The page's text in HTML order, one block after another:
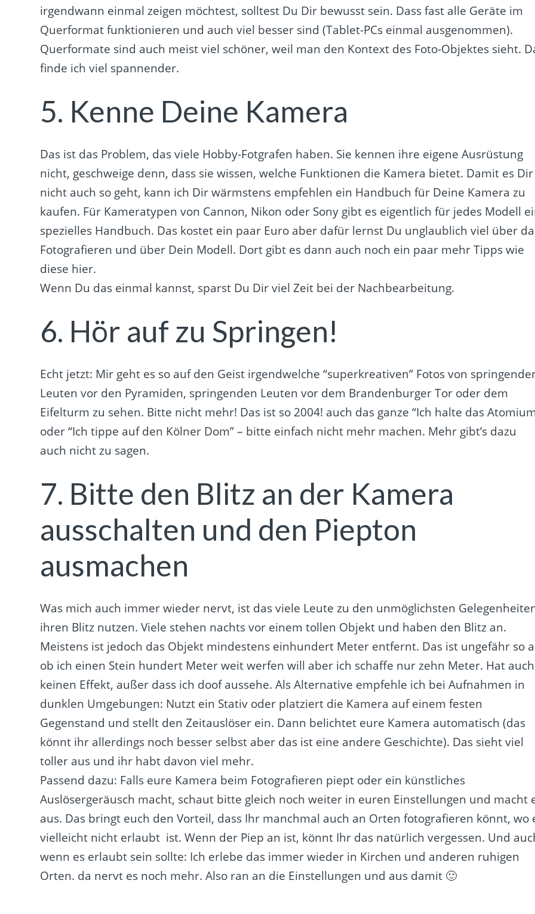
irgendwann einmal zeigen möchtest, solltest Du Dir bewusst sein. Dass fast alle Geräte im
Querformat funktionieren und auch viel besser sind (Tablet-PCs einmal ausgenommen).
Querformate sind auch meist viel schöner, weil man den Kontext des Foto-Objektes sieht.
finde ich viel spannender.
5. Kenne Deine Kamera
Das ist das Problem, das viele Hobby-Fotgrafen haben. Sie kennen ihre eigene Ausrüstung
nicht, geschweige denn, dass sie wissen, welche Funktionen die Kamera bietet. Damit es Dir
nicht auch so geht, kann ich Dir wärmstens empfehlen ein Handbuch für Deine Kamera zu
kaufen. Für Kameratypen von Cannon, Nikon oder Sony gibt es eigentlich für jedes Modell
spezielles Handbuch. Das kostet ein paar Euro aber dafür lernst Du unglaublich viel über
Fotografieren und über Dein Modell. Dort gibt es dann auch noch ein paar mehr Tipps wie
diese hier.
Wenn Du das einmal kannst, sparst Du Dir viel Zeit bei der Nachbearbeitung.
6. Hör auf zu Springen!
Echt jetzt: Mir geht es so auf den Geist irgendwelche “superkreativen” Fotos von
Leuten vor den Pyramiden, springenden Leuten vor dem Brandenburger Tor oder dem
Eifelturm zu sehen. Bitte nicht mehr! Das ist so 2004! auch das ganze “Ich halte das
oder “Ich tippe auf den Kölner Dom” – bitte einfach nicht mehr machen. Mehr gibt’s dazu
auch nicht zu sagen.
7. Bitte den Blitz an der Kamera
ausschalten und den Piepton
ausmachen
Was mich auch immer wieder nervt, ist das viele Leute zu den unmöglichsten
ihren Blitz nutzen. Viele stehen nachts vor einem tollen Objekt und haben den Blitz an.
Meistens ist jedoch das Objekt mindestens einhundert Meter entfernt. Das ist ungefähr so
ob ich einen Stein hundert Meter weit werfen will aber ich schaffe nur zehn Meter. Hat auch
keinen Effekt, außer dass ich doof aussehe. Als Alternative empfehle ich bei Aufnahmen in
dunklen Umgebungen: Nutzt ein Stativ oder platziert die Kamera auf einem festen
Gegenstand und stellt den Zeitauslöser ein. Dann belichtet eure Kamera automatisch (das
könnt ihr allerdings noch besser selbst aber das ist eine andere Geschichte). Das sieht viel
toller aus und ihr habt davon viel mehr.
Passend dazu: Falls eure Kamera beim Fotografieren piept oder ein künstliches
Auslösergeräusch macht, schaut bitte gleich noch weiter in euren Einstellungen und macht
aus. Das bringt euch den Vorteil, dass Ihr manchmal auch an Orten fotografieren könnt, wo
vielleicht nicht erlaubt ist. Wenn der Piep an ist, könnt Ihr das natürlich vergessen. Und
wenn es erlaubt sein sollte: Ich erlebe das immer wieder in Kirchen und anderen ruhigen
Orten. da nervt es noch mehr. Also ran an die Einstellungen und aus damit 🙂